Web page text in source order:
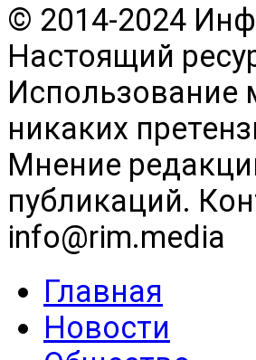
© 2014-2024
Настоящий
Использование
никаких
Мнение
публикаций.
info@rim.media
Главная
Новости